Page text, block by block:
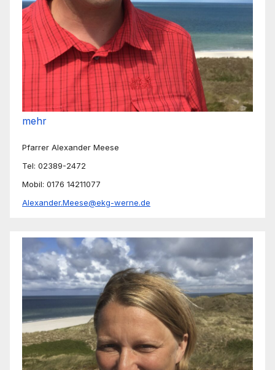
mehr
Pfarrer Alexander Meese
Tel: 02389-2472
Mobil: 0176 14211077
Alexander.Meese@ekg-werne.de